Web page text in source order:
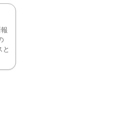
と